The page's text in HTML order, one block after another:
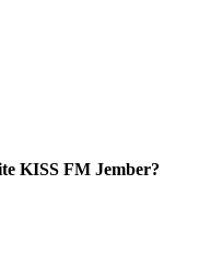
KISS FM Jember?